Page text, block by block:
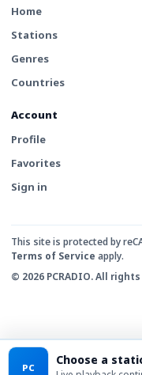
Home
Stations
Genres
Countries
Account
Profile
Favorites
Sign in
This site is protected by
Terms of Service apply.
© 2026 PCRADIO. All
PC Choose a